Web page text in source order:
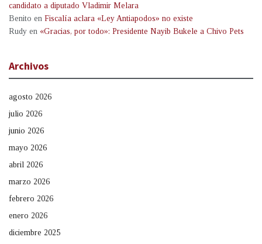
candidato a diputado Vladimir Melara
Benito en Fiscalía aclara «Ley Antiapodos» no existe
Rudy en «Gracias, por todo»: Presidente Nayib Bukele a Chivo Pets
Archivos
agosto 2026
julio 2026
junio 2026
mayo 2026
abril 2026
marzo 2026
febrero 2026
enero 2026
diciembre 2025